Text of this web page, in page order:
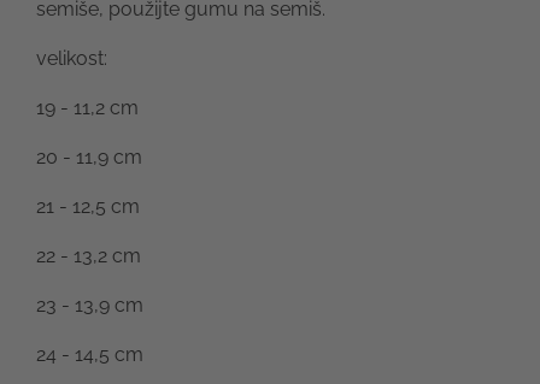
semiše, použijte gumu na semiš.
velikost:
19 - 11,2 cm
20 - 11,9 cm
21 - 12,5 cm
22 - 13,2 cm
23 - 13,9 cm
24 - 14,5 cm